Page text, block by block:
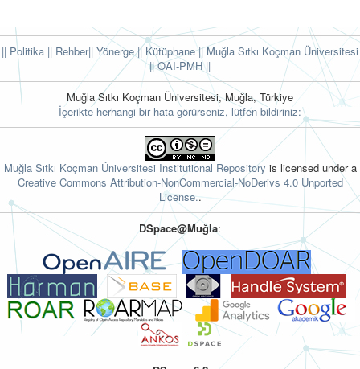
|| Politika || Rehber|| Yönerge|| Kütüphane|| Muğla Sıtkı Koçman Üniversitesi
||OAI-PMH ||
Muğla Sıtkı Koçman Üniversitesi, Muğla, Türkiye
İçerikte herhangi bir hata görürseniz, lütfen bildiriniz:
Muğla Sıtkı Koçman Üniversitesi Institutional Repository is licensed under a
Creative Commons Attribution-NonCommercial-NoDerivs 4.0 Unported
License..
DSpace@Muğla: